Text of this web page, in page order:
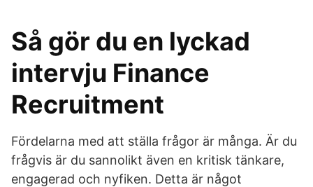
Så gör du en lyckad
intervju Finance
Recruitment
Fördelarna med att ställa frågor är många. Är du
frågvis är du sannolikt även en kritisk tänkare,
engagerad och nyfiken. Detta är något